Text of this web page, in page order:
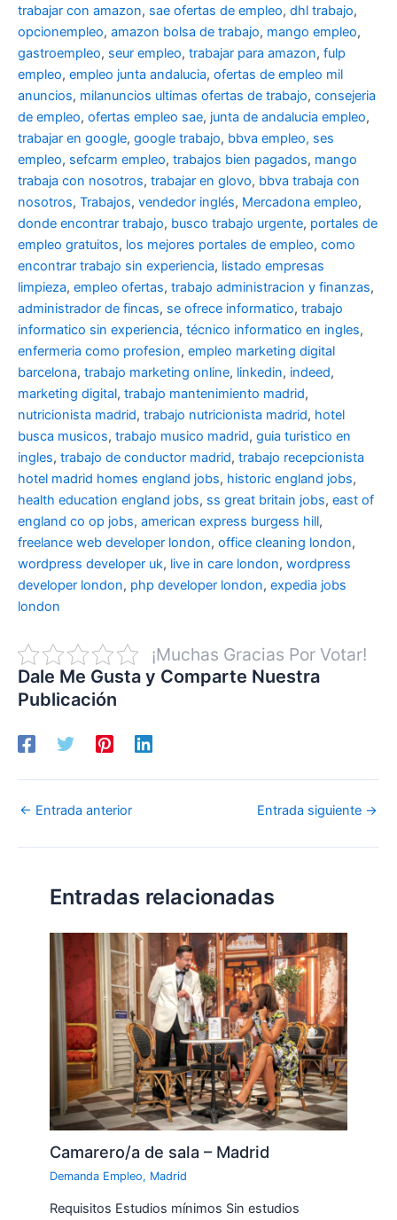
trabajar con amazon, sae ofertas de empleo, dhl trabajo,
opcionempleo, amazon bolsa de trabajo, mango empleo,
gastroempleo, seur empleo, trabajar para amazon, fulp
empleo, empleo junta andalucia, ofertas de empleo mil
anuncios, milanuncios ultimas ofertas de trabajo, consejeria
de empleo, ofertas empleo sae, junta de andalucia empleo,
trabajar en google, google trabajo, bbva empleo, ses
empleo, sefcarm empleo, trabajos bien pagados, mango
trabaja con nosotros, trabajar en glovo, bbva trabaja con
nosotros, Trabajos, vendedor inglés, Mercadona empleo,
donde encontrar trabajo, busco trabajo urgente, portales de
empleo gratuitos, los mejores portales de empleo, como
encontrar trabajo sin experiencia, listado empresas
limpieza, empleo ofertas, trabajo administracion y finanzas,
administrador de fincas, se ofrece informatico, trabajo
informatico sin experiencia, técnico informatico en ingles,
enfermeria como profesion, empleo marketing digital
barcelona, trabajo marketing online, linkedin, indeed,
marketing digital, trabajo mantenimiento madrid,
nutricionista madrid, trabajo nutricionista madrid, hotel
busca musicos, trabajo musico madrid, guia turistico en
ingles, trabajo de conductor madrid, trabajo recepcionista
hotel madrid homes england jobs, historic england jobs,
health education england jobs, ss great britain jobs, east of
england co op jobs, american express burgess hill,
freelance web developer london, office cleaning london,
wordpress developer uk, live in care london, wordpress
developer london, php developer london, expedia jobs
london
¡Muchas Gracias Por Votar!
Dale Me Gusta y Comparte Nuestra
Publicación
← Entrada anterior Entrada siguiente →
Entradas relacionadas
Camarero/a de sala – Madrid
Demanda Empleo, Madrid
Requisitos Estudios mínimos Sin estudios